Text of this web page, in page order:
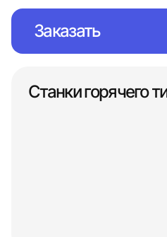
Заказать
Станки горячего